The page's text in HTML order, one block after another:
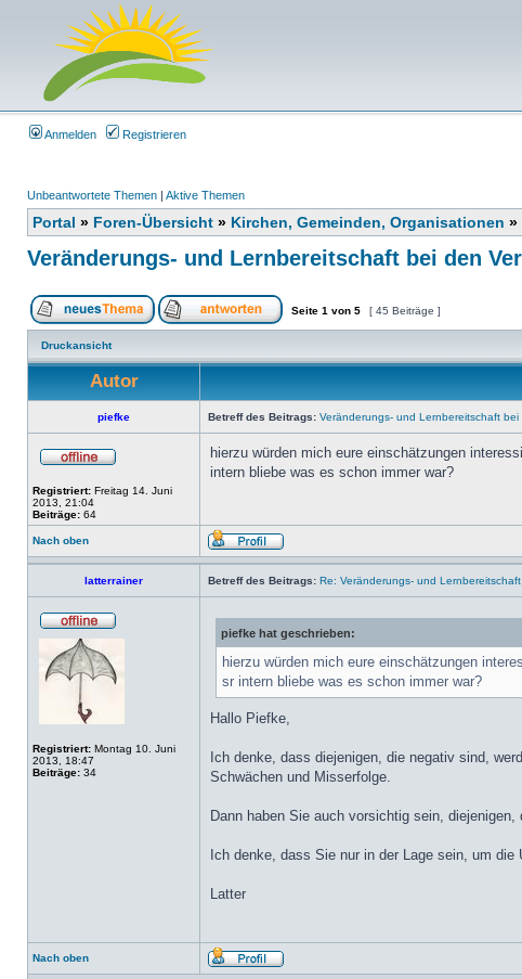
Anmelden Registrieren
Unbeantwortete Themen | Aktive Themen
Portal » Foren-Übersicht » Kirchen, Gemeinden, Organisationen »
Veränderungs- und Lernbereitschaft bei den
Seite 1 von 5 [ 45 Beiträge ]
Druckansicht
Autor
piefke Betreff des Beitrags: Veränderungs- und Lernbereitschaft bei
Registriert: Freitag 14. Juni
2013, 21:04
Beiträge: 64
hierzu würden mich eure einschätzungen
intern bliebe was es schon immer war?
Nach oben
latterrainer Betreff des Beitrags: Re: Veränderungs- und
Registriert: Montag 10. Juni
2013, 18:47
Beiträge: 34
piefke hat geschrieben:
hierzu würden mich eure einschätzungen
sr intern bliebe was es schon immer war?
Hallo Piefke,
Ich denke, dass diejenigen, die negativ sind,
Schwächen und Misserfolge.
Dann haben Sie auch vorsichtig sein,
Ich denke, dass Sie nur in der Lage sein, um
Latter
Nach oben